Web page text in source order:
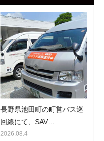
長野県池田町の町営バス巡
回線にて、SAV…
2026.08.4